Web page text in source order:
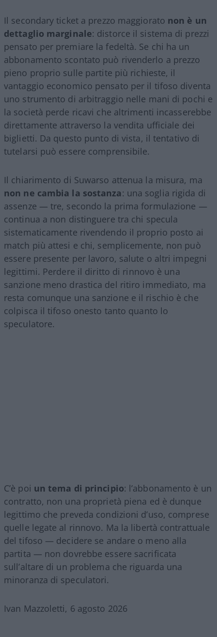
Il secondary ticket a prezzo maggiorato non è un
dettaglio marginale: distorce il sistema di prezzi
pensato per premiare la fedeltà. Se chi ha un
abbonamento scontato può rivenderlo a prezzo
pieno proprio sulle partite più richieste, il
vantaggio economico pensato per il tifoso diventa
uno strumento di arbitraggio nelle mani di pochi e
la società perde ricavi che altrimenti incasserebbe
direttamente attraverso la vendita ufficiale dei
biglietti. Da questo punto di vista, il tentativo di
tutelarsi può essere comprensibile.
Il chiarimento di Suwarso attenua la misura, ma
non ne cambia la sostanza: una soglia rigida di
assenze — tre, secondo la prima formulazione —
continua a non distinguere tra chi specula
sistematicamente rivendendo il proprio posto ai
match più attesi e chi, semplicemente, non può
essere presente per lavoro, salute o altri impegni
legittimi. Perdere il diritto di rinnovo è una
sanzione meno drastica del ritiro immediato, ma
resta comunque una sanzione e il rischio è che
colpisca il tifoso onesto tanto quanto lo
speculatore.
C’è poi un tema di principio: l’abbonamento è un
contratto, non una proprietà piena ed è dunque
legittimo che preveda condizioni d’uso, comprese
quelle legate al rinnovo. Ma la libertà contrattuale
del tifoso — decidere se andare o meno alla
partita — non dovrebbe essere sacrificata
sull’altare di un problema che riguarda una
minoranza di speculatori.
Ivan Mazzoletti, 6 agosto 2026